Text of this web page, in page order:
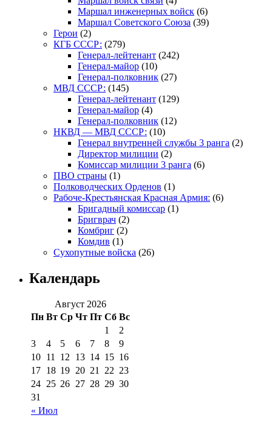
Маршал инженерных войск (6)
Маршал Советского Союза (39)
Герои (2)
КГБ СССР: (279)
Генерал-лейтенант (242)
Генерал-майор (10)
Генерал-полковник (27)
МВД СССР: (145)
Генерал-лейтенант (129)
Генерал-майор (4)
Генерал-полковник (12)
НКВД — МВД СССР: (10)
Генерал внутренней службы 3 ранга (2)
Директор милиции (2)
Комиссар милиции 3 ранга (6)
ПВО страны (1)
Полководческих Орденов (1)
Рабоче-Крестьянская Красная Армия: (6)
Бригадный комиссар (1)
Бригврач (2)
Комбриг (2)
Комдив (1)
Сухопутные войска (26)
Календарь
Август 2026
Пн Вт Ср Чт Пт Сб Вс
« Июл
1
2
3
4 5 6 7 8
9
10 11 12 13 14 15 16
17 18 19 20 21 22 23
24 25 26 27 28 29 30
31